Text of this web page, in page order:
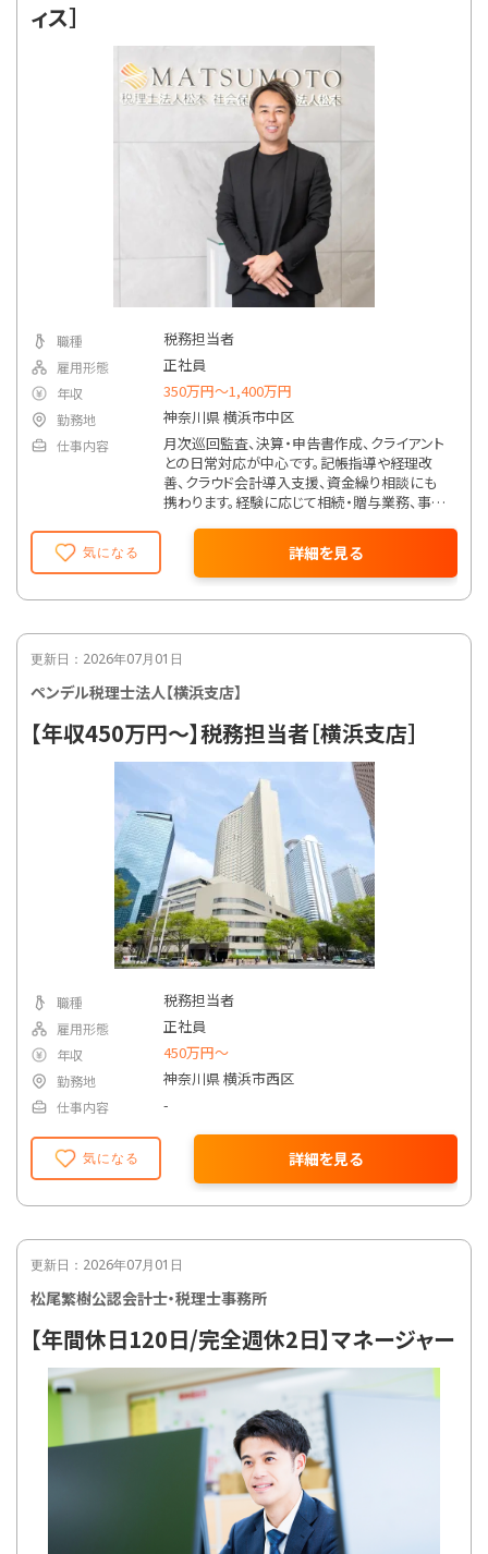
ィス］
気になる 詳細を見る
職種 税務担当者
雇用形態 正社員
年収 350万円〜1,400万円
勤務地 神奈川県 横浜市中区
仕事内容
月次巡回監査、決算・申告書作成、クライアント
との日常対応が中心です。記帳指導や経理改
善、クラウド会計導入支援、資金繰り相談にも
携わります。経験に応じて相続・贈与業務、事業
企業の課題解決に並走するやりがいのあるポ
更新日：2026年07月01日
ペンデル税理士法人【横浜支店】
【年収450万円〜】税務担当者［横浜支店］
気になる 詳細を見る
職種 税務担当者
雇用形態 正社員
年収 450万円〜
勤務地 神奈川県 横浜市西区
仕事内容 -
更新日：2026年07月01日
松尾繁樹公認会計士・税理士事務所
【年間休日120日/完全週休2日】マネージャー